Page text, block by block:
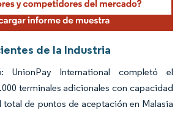
de la Industria
UnionPay International completó el
terminales adicionales con capacidad
total de puntos de aceptación en Malasia